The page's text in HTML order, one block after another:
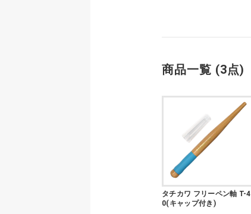
商品一覧 (3点)
タチカワ フリーペン軸 T-4
0(キャップ付き)